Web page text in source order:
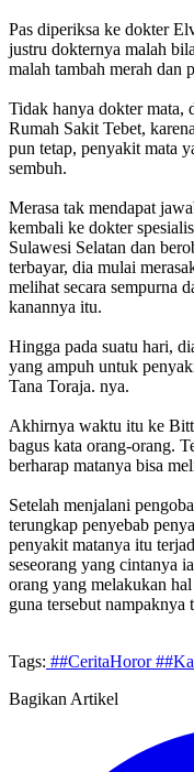
Pas diperiksa ke dokter
justru dokternya malah
malah tambah merah dan
Tidak hanya dokter mata,
Rumah Sakit Tebet,
pun tetap, penyakit mata
sembuh.
Merasa tak mendapat
kembali ke dokter
Sulawesi Selatan dan
terbayar, dia mulai
melihat secara sempurna
kanannya itu.
Hingga pada suatu hari,
yang ampuh untuk
Tana Toraja. nya.
Akhirnya waktu itu ke
bagus kata orang-orang.
berharap matanya bisa
Setelah menjalani
terungkap penyebab
penyakit matanya itu
seseorang yang cintanya
orang yang melakukan
guna tersebut nampaknya
Tags: ##CeritaHoror
Bagikan Artikel